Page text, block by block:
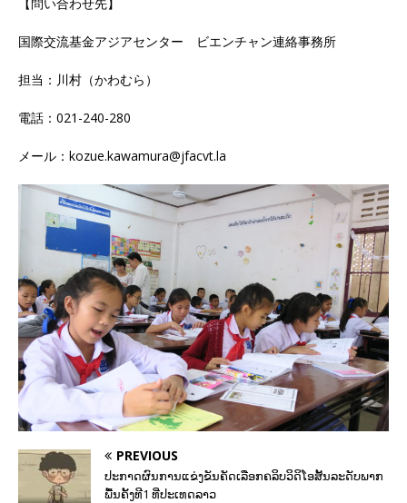
国際交流基金アジアセンター ビエンチャン連絡事務所
担当：川村（かわむら）
電話：021-240-280
メール： kozue.kawamura@jfacvt.la
PREVIOUS
ປະກາດຜົນການແຂ່ງຂັນຄັດເລືອກຄລິບວິດິໂອສັ້ນລະດັບພາກ
ພື້ນຄັ້ງທີ1 ທີ່ປະເທດລາວ